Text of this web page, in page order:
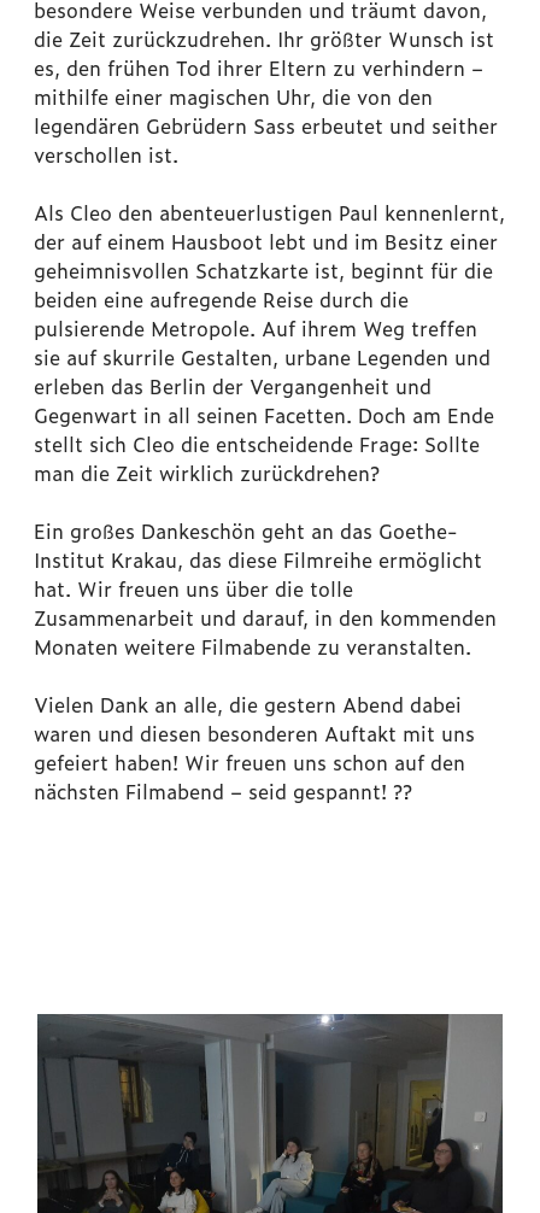
besondere Weise verbunden und träumt davon,
die Zeit zurückzudrehen. Ihr größter Wunsch ist
es, den frühen Tod ihrer Eltern zu verhindern –
mithilfe einer magischen Uhr, die von den
legendären Gebrüdern Sass erbeutet und seither
verschollen ist.
Als Cleo den abenteuerlustigen Paul kennenlernt,
der auf einem Hausboot lebt und im Besitz einer
geheimnisvollen Schatzkarte ist, beginnt für die
beiden eine aufregende Reise durch die
pulsierende Metropole. Auf ihrem Weg treffen
sie auf skurrile Gestalten, urbane Legenden und
erleben das Berlin der Vergangenheit und
Gegenwart in all seinen Facetten. Doch am Ende
stellt sich Cleo die entscheidende Frage: Sollte
man die Zeit wirklich zurückdrehen?
Ein großes Dankeschön geht an das Goethe-
Institut Krakau, das diese Filmreihe ermöglicht
hat. Wir freuen uns über die tolle
Zusammenarbeit und darauf, in den kommenden
Monaten weitere Filmabende zu veranstalten.
Vielen Dank an alle, die gestern Abend dabei
waren und diesen besonderen Auftakt mit uns
gefeiert haben! Wir freuen uns schon auf den
nächsten Filmabend – seid gespannt! ?️?